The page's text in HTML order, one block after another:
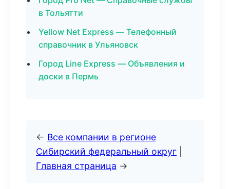
в Тольятти
Yellow Net Express — Телефонный
справочник в Ульяновск
Город Line Express — Объявления и
доски в Пермь
← Все компании в регионе
Сибирский федеральный округ
Главная страница →